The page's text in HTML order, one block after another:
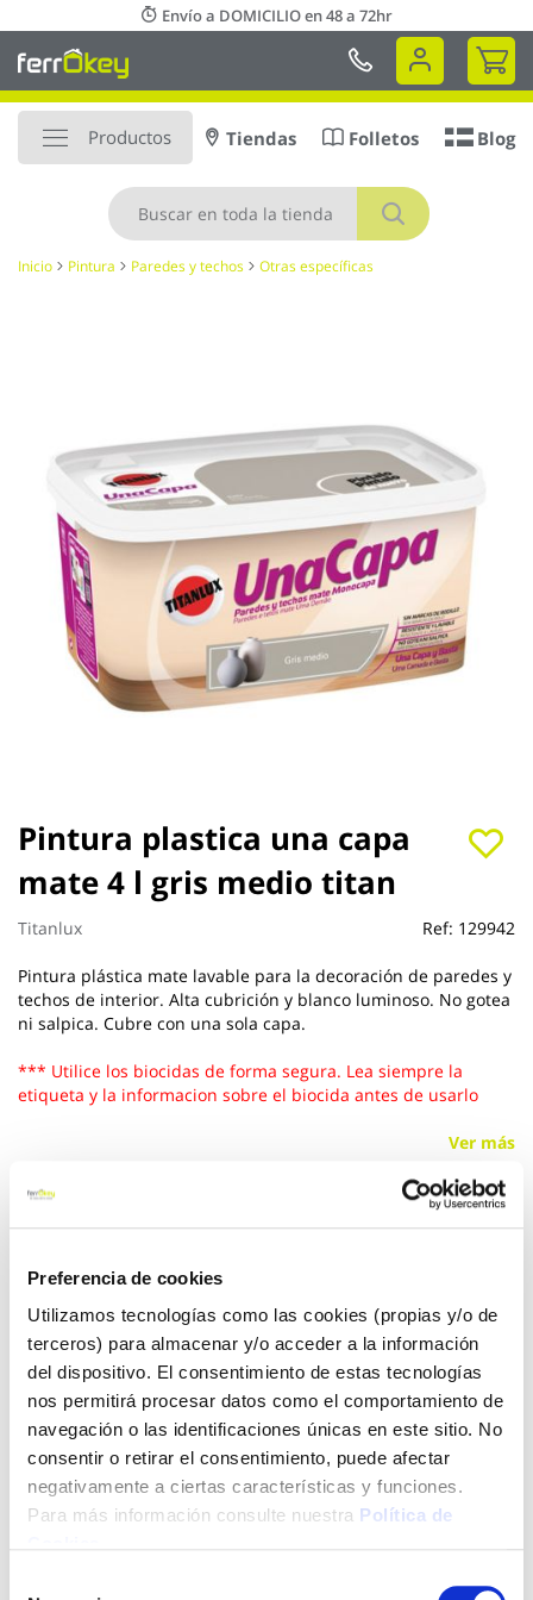
Preferencia de cookies
Utilizamos tecnologías como las cookies (propias y/o de
terceros) para almacenar y/o acceder a la información
del dispositivo. El consentimiento de estas tecnologías
nos permitirá procesar datos como el comportamiento de
navegación o las identificaciones únicas en este sitio. No
consentir o retirar el consentimiento, puede afectar
negativamente a ciertas características y funciones.
Para más información consulte nuestra Política de
al
contenido
Envío a DOMICILIO en 48 a 72hr
Mi
Productos
Buscar
Tiendas Folletos Blog
Inicio Pintura Paredes y techos Otras específicas
Pintura plastica una capa
mate 4 l gris medio titan
Titanlux Ref: 129942
Pintura plástica mate lavable para la decoración de paredes y
techos de interior. Alta cubrición y blanco luminoso. No gotea
ni salpica. Cubre con una sola capa.
*** Utilice los biocidas de forma segura. Lea siempre la
etiqueta y la informacion sobre el biocida antes de usarlo
Ver más
30,95 €
Añadir al carrito
Click&Collect - Recogida gratis
en nuestras tiendas
Envío a domicilio:
5 días hábiles
+ INFO
galería
Saltar
al
comienzo
de
la
de
imágenes